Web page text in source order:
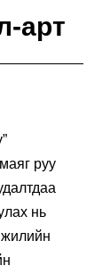
арт
руу
нь